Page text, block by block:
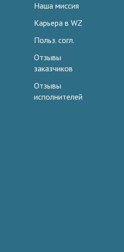
Наша миссия
Карьера в WZ
Польз. согл.
Отзывы
заказчиков
Отзывы
исполнителей